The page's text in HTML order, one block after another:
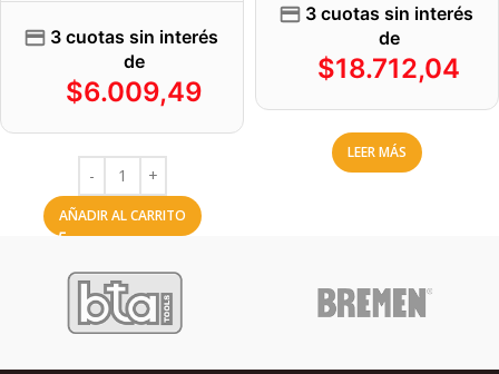
3 cuotas sin interés
de
$6.009,49
AÑADIR AL CARRITO
3 cuotas sin interés
de
$18.712,04
LEER MÁS